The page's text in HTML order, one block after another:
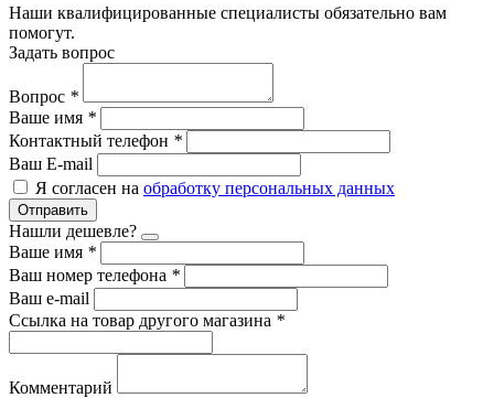
Наши квалифицированные специалисты обязательно вам
помогут.
Задать вопрос
Вопрос *
Ваше имя *
Контактный телефон *
Ваш E-mail
Я согласен на обработку персональных данных
Отправить
Нашли дешевле?
Ваше имя *
Ваш номер телефона *
Ваш e-mail
Ссылка на товар другого магазина *
Комментарий